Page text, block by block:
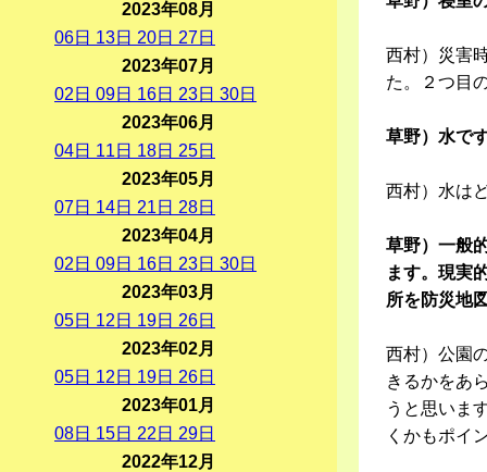
西村）災害
た。２つ目
草野）水で
西村）水は
草野）一般
ます。現実
所を防災地
西村）公園
きるかをあ
うと思いま
くかもポイ
2023年08月
06日 13日 20日 27日
2023年07月
02 日 09日 16日 23日 30日
2023年06月
04日 11 日 18日 25日
2023年05月
07日 14日 21 日 28日
2023年04月
02 日 09日 16日 23日 30日
2023年03月
05日 12 日 19日 26日
2023年02月
05日 12 日 19日 26日
2023年01月
08日 15日 22 日 29日
2022年12月